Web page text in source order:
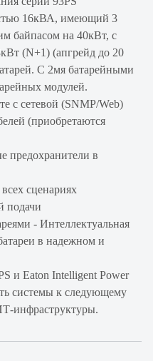
16кВА, имеющий 3
байпасом на 40кВт, с
(N+1) (апгрейд до 20
С 2мя батарейными
модулей.
с сетевой (SNMP/Web)
(приобретаются
предохранители в
сценариях
подачи
- Интеллектуальная
в надежном и
и Eaton Intelligent Power
системы к следующему
инфраструктуры.